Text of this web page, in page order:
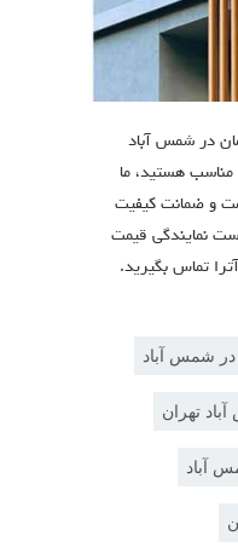
در شمس آباد
هستید، ما
و ضمانت کیفیت
نمایندگی قیمت
تماس بگیرید.
در شمس آباد
تهران
آباد